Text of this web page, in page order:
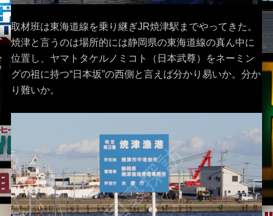
取材班は東海道線を乗り継ぎJR焼津駅までやってきた。
焼津と言うのは場所的には静岡県の東海道線の真ん中に
位置し、ヤマトタケルノミコト（日本武尊）をネーミン
グの祖に持つ“日本坂”の西側と言えば分かり易いか。分か
り難いか。